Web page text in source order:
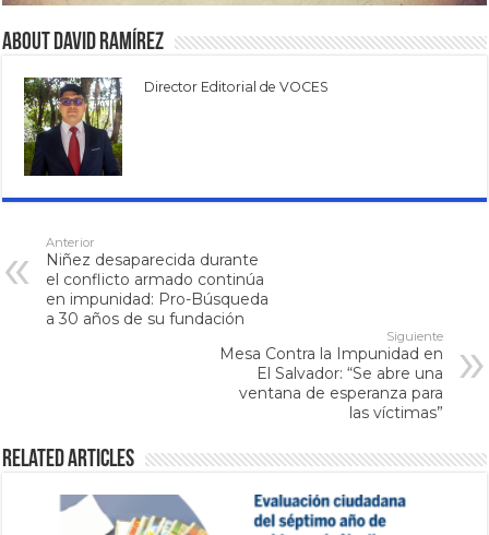
About David Ramírez
Director Editorial de VOCES
Anterior
Niñez desaparecida durante
el conflicto armado continúa
en impunidad: Pro-Búsqueda
a 30 años de su fundación
Siguiente
Mesa Contra la Impunidad en
El Salvador: “Se abre una
ventana de esperanza para
las víctimas”
Related Articles